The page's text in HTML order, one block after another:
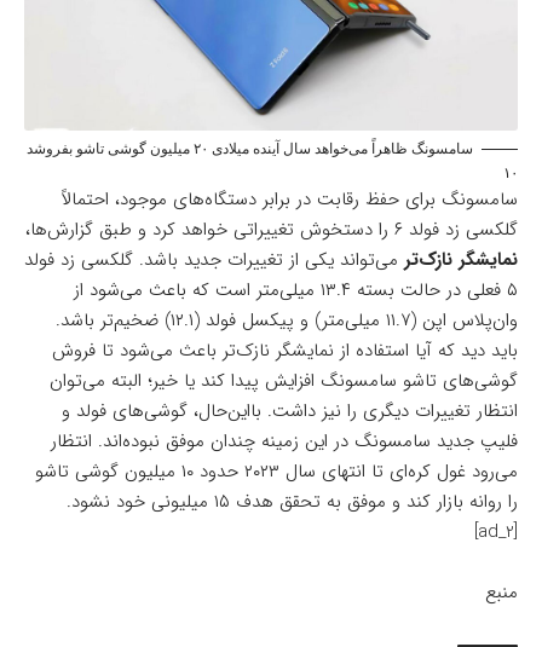
سامسونگ ظاهراً می‌خواهد سال آینده میلادی ۲۰ میلیون گوشی تاشو بفروشد
۱۰
سامسونگ برای حفظ رقابت در برابر دستگاه‌های موجود، احتمالاً
گلکسی زد فولد ۶ را دستخوش تغییراتی خواهد کرد و طبق گزارش‌ها،
نمایشگر نازک‌تر می‌تواند یکی از تغییرات جدید باشد. گلکسی زد فولد
۵ فعلی در حالت بسته ۱۳.۴ میلی‌متر است که باعث می‌شود از
وان‌پلاس اپن (۱۱.۷ میلی‌متر) و پیکسل فولد (۱۲.۱) ضخیم‌تر باشد.
باید دید که آیا استفاده از نمایشگر نازک‌تر باعث می‌شود تا فروش
گوشی‌های تاشو سامسونگ افزایش پیدا کند یا خیر؛ البته می‌توان
انتظار تغییرات دیگری را نیز داشت. بااین‌حال، گوشی‌های فولد و
فلیپ جدید سامسو‌نگ در این زمینه چندان موفق نبوده‌اند. انتظار
می‌رود غول کره‌ای تا انتهای سال ۲۰۲۳ حدود ۱۰ میلیون گو‌شی تاشو
را روانه بازار کند و موفق به تحقق هدف ۱۵ میلیونی خود نشود.
[ad_2]
منبع